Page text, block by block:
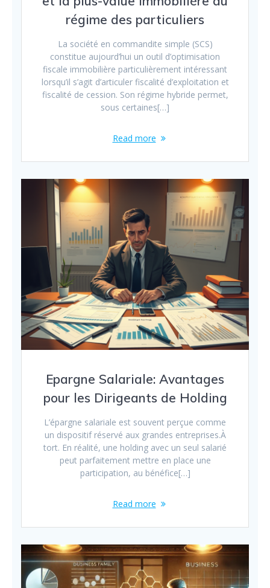
régime des particuliers
La société en commandite simple (SCS)
constitue aujourd’hui un outil d’optimisation
fiscale immobilière particulièrement intéressant
lorsqu’il s’agit d’articuler fiscalité d’exploitation et
fiscalité de cession. Son régime hybride permet,
sous certaines[…]
Read more
Epargne Salariale: Avantages
pour les Dirigeants de Holding
L’épargne salariale est souvent perçue comme
un dispositif réservé aux grandes entreprises.À
tort. En réalité, une holding avec un seul salarié
peut parfaitement mettre en place une
participation, au bénéfice[…]
Read more